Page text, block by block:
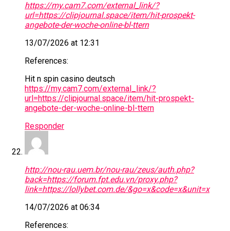
https://my.cam7.com/external_link/?
url=https://clipjournal.space/item/hit-prospekt-
angebote-der-woche-online-bl-ttern
13/07/2026 at 12:31
References:
Hit n spin casino deutsch
https://my.cam7.com/external_link/?
url=https://clipjournal.space/item/hit-prospekt-
angebote-der-woche-online-bl-ttern
Responder
http://nou-rau.uem.br/nou-rau/zeus/auth.php?
back=https://forum.fpt.edu.vn/proxy.php?
link=https://lollybet.com.de/&go=x&code=x&unit=x
14/07/2026 at 06:34
References: